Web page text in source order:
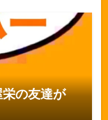
の友達が